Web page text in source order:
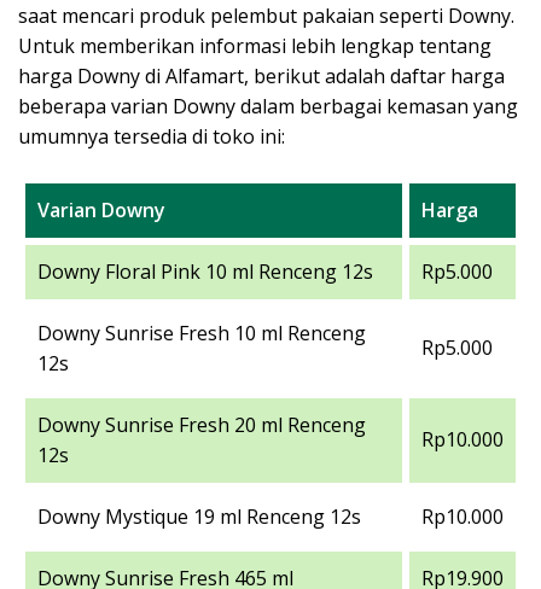
saat mencari produk pelembut pakaian seperti Downy.
Untuk memberikan informasi lebih lengkap tentang
harga Downy di Alfamart, berikut adalah daftar harga
beberapa varian Downy dalam berbagai kemasan yang
umumnya tersedia di toko ini:
Varian Downy Harga
Downy Floral Pink 10 ml Renceng 12s Rp5.000
Downy Sunrise Fresh 10 ml Renceng
12s
Rp5.000
Downy Sunrise Fresh 20 ml Renceng
12s
Rp10.000
Downy Mystique 19 ml Renceng 12s Rp10.000
Downy Sunrise Fresh 465 ml Rp19.900